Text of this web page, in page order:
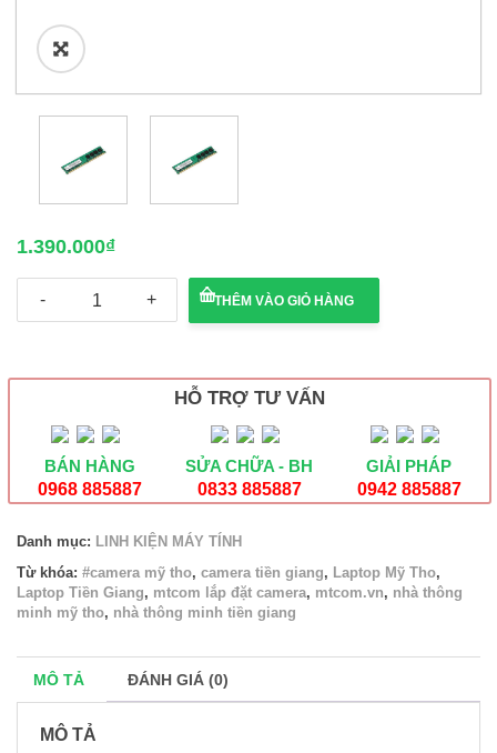
🔍
1.390.000₫
KINGMAX
8Gb/DDR3/BUS1600
THÊM VÀO GIỎ HÀNG
HỖ TRỢ TƯ VẤN
BÁN HÀNG
0968 885887
SỬA CHỮA - BH
0833 885887
GIẢI PHÁP
0942 885887
Danh mục: LINH KIỆN MÁY TÍNH
Từ khóa: #camera mỹ tho, camera tiền giang, Laptop Mỹ Tho,
Laptop Tiền Giang, mtcom lắp đặt camera, mtcom.vn, nhà thông
minh mỹ tho, nhà thông minh tiền giang
MÔ TẢ ĐÁNH GIÁ (0)
MÔ TẢ